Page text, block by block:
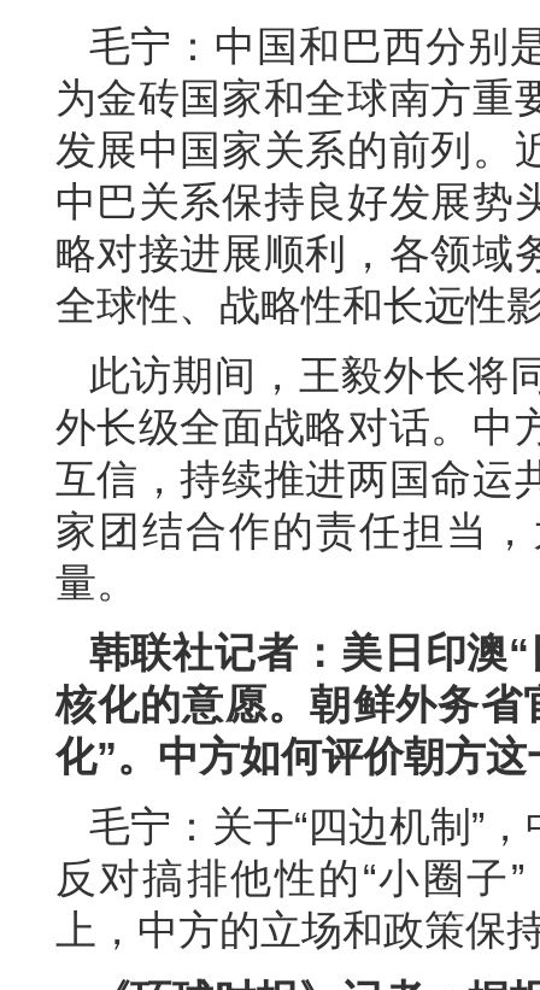
毛宁：中国和巴西分别
为金砖国家和全球南方重
发展中国家关系的前列。
中巴关系保持良好发展势
略对接进展顺利，各领域
全球性、战略性和长远性
此访期间，王毅外长将
外长级全面战略对话。中
互信，持续推进两国命运
家团结合作的责任担当
量。
韩联社记者：美日印澳
核化的意愿。朝鲜外务
化”。中方如何评价朝方这
毛宁：关于“四边机制”
反对搞排他性的“小圈子
上，中方的立场和政策保